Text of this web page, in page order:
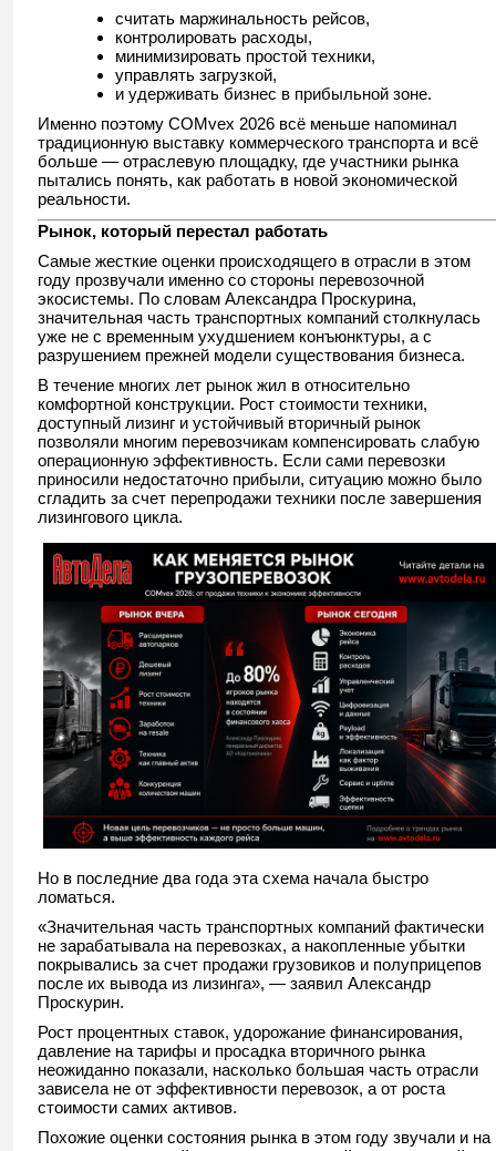
считать маржинальность рейсов,
контролировать расходы,
минимизировать простой техники,
управлять загрузкой,
и удерживать бизнес в прибыльной зоне.
Именно поэтому COMvex 2026 всё меньше напоминал
традиционную выставку коммерческого транспорта и всё
больше — отраслевую площадку, где участники рынка
пытались понять, как работать в новой экономической
реальности.
Рынок, который перестал работать
Самые жесткие оценки происходящего в отрасли в этом
году прозвучали именно со стороны перевозочной
экосистемы. По словам Александра Проскурина,
значительная часть транспортных компаний столкнулась
уже не с временным ухудшением конъюнктуры, а с
разрушением прежней модели существования бизнеса.
В течение многих лет рынок жил в относительно
комфортной конструкции. Рост стоимости техники,
доступный лизинг и устойчивый вторичный рынок
позволяли многим перевозчикам компенсировать слабую
операционную эффективность. Если сами перевозки
приносили недостаточно прибыли, ситуацию можно было
сгладить за счет перепродажи техники после завершения
лизингового цикла.
Но в последние два года эта схема начала быстро
ломаться.
«Значительная часть транспортных компаний фактически
не зарабатывала на перевозках, а накопленные убытки
покрывались за счет продажи грузовиков и полуприцепов
после их вывода из лизинга», — заявил Александр
Проскурин.
Рост процентных ставок, удорожание финансирования,
давление на тарифы и просадка вторичного рынка
неожиданно показали, насколько большая часть отрасли
зависела не от эффективности перевозок, а от роста
стоимости самих активов.
Похожие оценки состояния рынка в этом году звучали и на